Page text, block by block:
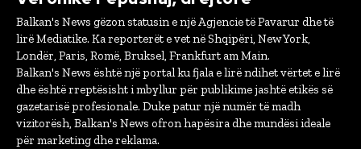
Balkan's News gëzon statusin e një Agjencie të Pavarur dhe të
lirë Mediatike. Ka reporterët e vet në Shqipëri, New York,
Londër, Paris, Romë, Bruksel, Frankfurt am Main.
Balkan's News është një portal ku fjala e lirë ndihet vërtet e lirë
dhe është rreptësisht i mbyllur për publikime jashtë etikës së
gazetarisë profesionale. Duke patur një numër të madh
vizitorësh, Balkan's News ofron hapësira dhe mundësi ideale
për marketing dhe reklama.